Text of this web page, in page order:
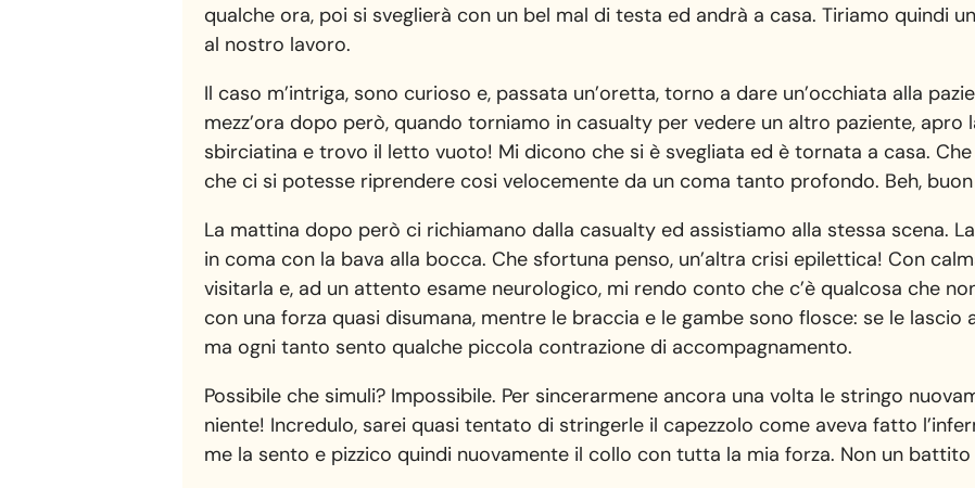
qualche ora, poi si sveglierà con un bel mal di testa ed andrà a casa. Tiriamo quindi
al nostro lavoro.
Il caso m’intriga, sono curioso e, passata un’oretta, torno a dare un’occhiata alla
mezz’ora dopo però, quando torniamo in casualty per vedere un altro paziente, apro
sbirciatina e trovo il letto vuoto! Mi dicono che si è svegliata ed è tornata a casa.
che ci si potesse riprendere cosi velocemente da un coma tanto profondo. Beh,
La mattina dopo però ci richiamano dalla casualty ed assistiamo alla stessa scena.
in coma con la bava alla bocca. Che sfortuna penso, un’altra crisi epilettica! Con
visitarla e, ad un attento esame neurologico, mi rendo conto che c’è qualcosa che
con una forza quasi disumana, mentre le braccia e le gambe sono flosce: se le
ma ogni tanto sento qualche piccola contrazione di accompagnamento.
Possibile che simuli? Impossibile. Per sincerarmene ancora una volta le stringo
niente! Incredulo, sarei quasi tentato di stringerle il capezzolo come aveva fatto
me la sento e pizzico quindi nuovamente il collo con tutta la mia forza. Non un